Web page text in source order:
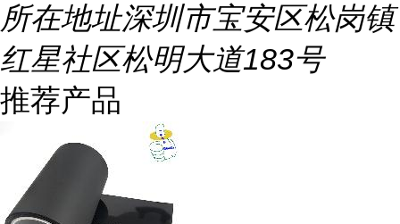
所在地址深圳市宝安区松岗镇
红星社区松明大道183号
推荐产品